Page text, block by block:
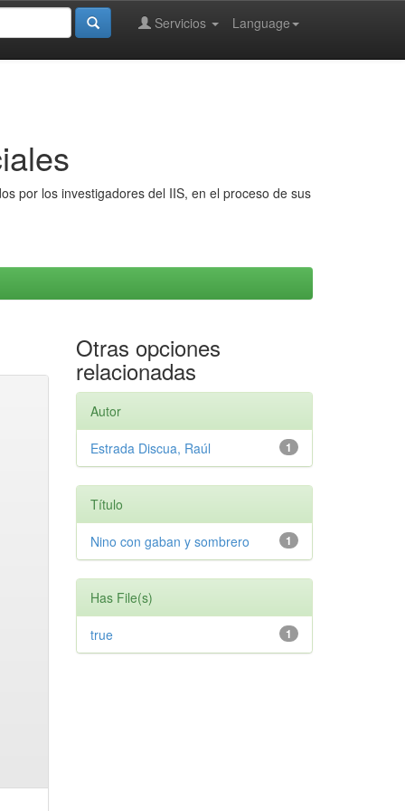
Language
Servicios
por los investigadores del IIS, en el proceso de sus
Otras opciones
relacionadas
Autor
1
Estrada Discua, Raúl
Título
1
Nino con gaban y sombrero
Has File(s)
1
true